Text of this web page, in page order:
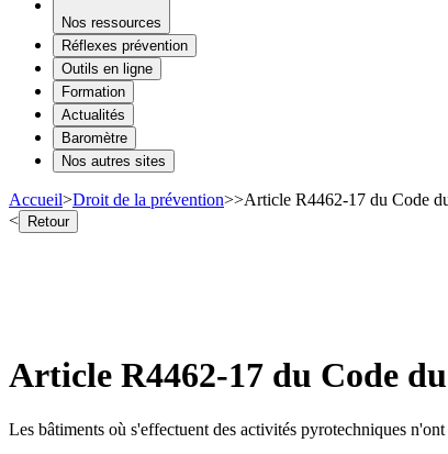
Nos ressources
Réflexes prévention
Outils en ligne
Formation
Actualités
Baromètre
Nos autres sites
Accueil>Droit de la prévention>>Article R4462-17 du Code
< Retour
Article R4462-17 du Code
Les bâtiments où s'effectuent des activités pyrotechniques